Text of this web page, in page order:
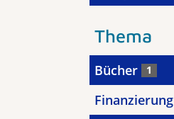
Thema
Bücher 1
Finanzierung